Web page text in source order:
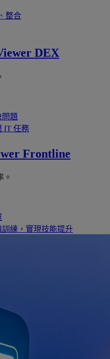
整合
DEX
問題
IT 任務
Frontline
。
練，實現技能提升